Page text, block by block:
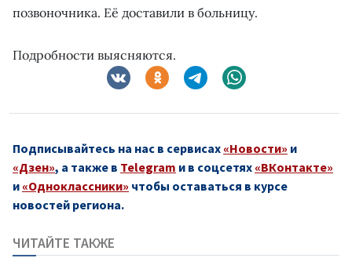
позвоночника. Её доставили в больницу.
Подробности выясняются.
Подписывайтесь на нас в сервисах «Новости» и
«Дзен», а также в Telegram и в соцсетях «ВКонтакте»
и «Одноклассники» чтобы оставаться в курсе
новостей региона.
ЧИТАЙТЕ ТАКЖЕ